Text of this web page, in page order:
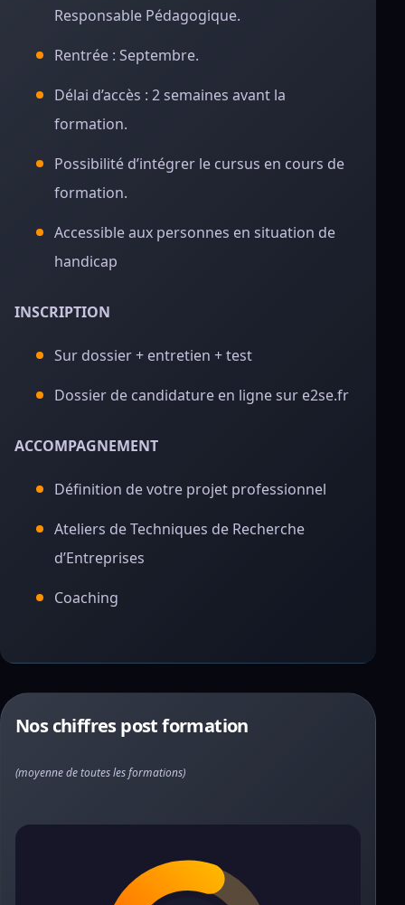
Responsable Pédagogique.
Rentrée : Septembre.
Délai d’accès : 2 semaines avant la
formation.
Possibilité d’intégrer le cursus en cours de
formation.
Accessible aux personnes en situation de
handicap
INSCRIPTION
Sur dossier + entretien + test
Dossier de candidature en ligne sur e2se.fr
ACCOMPAGNEMENT
Définition de votre projet professionnel
Ateliers de Techniques de Recherche
d’Entreprises
Coaching
Nos chiffres post formation
(moyenne de toutes les formations)